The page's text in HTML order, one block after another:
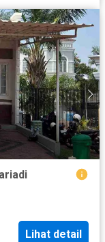
Lihat detail